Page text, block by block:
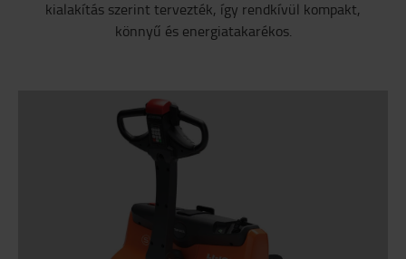
kialakítás szerint tervezték, így rendkívül kompakt,
könnyű és energiatakarékos.